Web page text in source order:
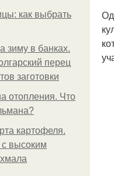
как выбрать
зиму в банках.
перец
заготовки
отопления. Что
картофеля.
высоким